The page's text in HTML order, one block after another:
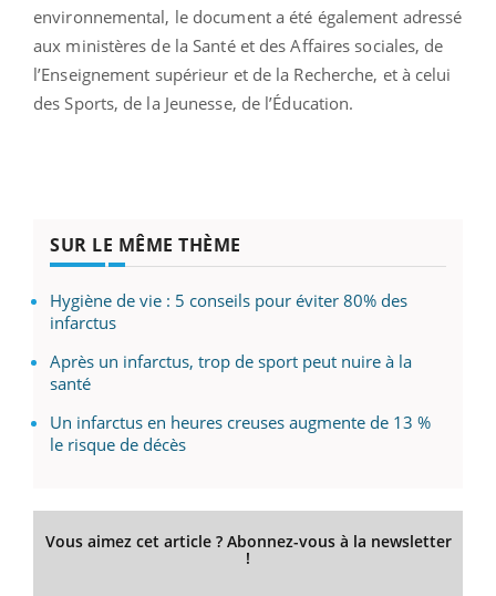
environnemental, le document a été également adressé
aux ministères de la Santé et des Affaires sociales, de
l’Enseignement supérieur et de la Recherche, et à celui
des Sports, de la Jeunesse, de l’Éducation.
SUR LE MÊME THÈME
Hygiène de vie : 5 conseils pour éviter 80% des
infarctus
Après un infarctus, trop de sport peut nuire à la
santé
Un infarctus en heures creuses augmente de 13 %
le risque de décès
Vous aimez cet article ? Abonnez-vous à la newsletter
!